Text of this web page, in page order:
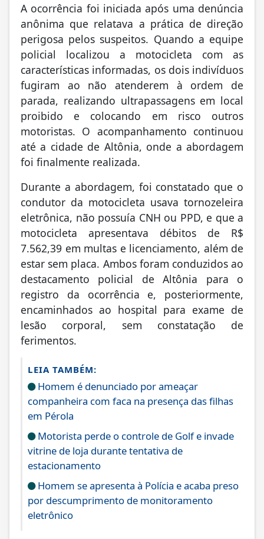
A ocorrência foi iniciada após uma denúncia
anônima que relatava a prática de direção
perigosa pelos suspeitos. Quando a equipe
policial localizou a motocicleta com as
características informadas, os dois indivíduos
fugiram ao não atenderem à ordem de
parada, realizando ultrapassagens em local
proibido e colocando em risco outros
motoristas. O acompanhamento continuou
até a cidade de Altônia, onde a abordagem
foi finalmente realizada.
Durante a abordagem, foi constatado que o
condutor da motocicleta usava tornozeleira
eletrônica, não possuía CNH ou PPD, e que a
motocicleta apresentava débitos de R$
7.562,39 em multas e licenciamento, além de
estar sem placa. Ambos foram conduzidos ao
destacamento policial de Altônia para o
registro da ocorrência e, posteriormente,
encaminhados ao hospital para exame de
lesão corporal, sem constatação de
ferimentos.
LEIA TAMBÉM:
Homem é denunciado por ameaçar
companheira com faca na presença das filhas
em Pérola
Motorista perde o controle de Golf e invade
vitrine de loja durante tentativa de
estacionamento
Homem se apresenta à Polícia e acaba preso
por descumprimento de monitoramento
eletrônico